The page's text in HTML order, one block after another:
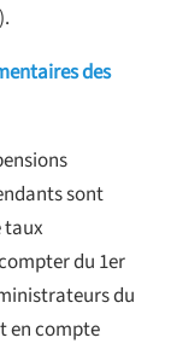
des
sont
taux
du 1er
du
en compte